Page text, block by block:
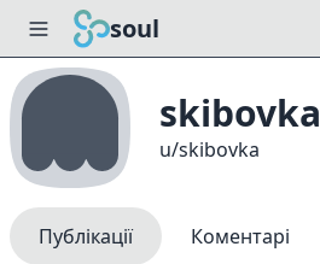
soul
skibovka
u/skibovka
Публікації Коментарі